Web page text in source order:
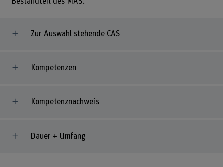
Bestandteil des MAS.
Zur Auswahl stehende CAS
Kompetenzen
Kompetenznachweis
Dauer + Umfang